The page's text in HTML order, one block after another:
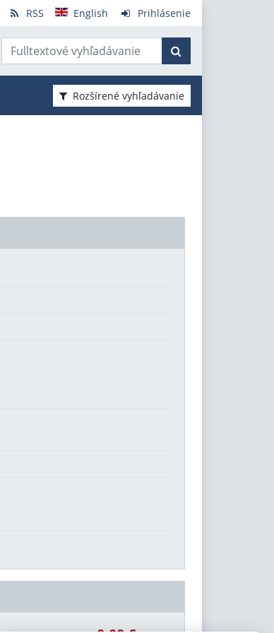
RSS English Prihlásenie
Rozšírené vyhľadávanie